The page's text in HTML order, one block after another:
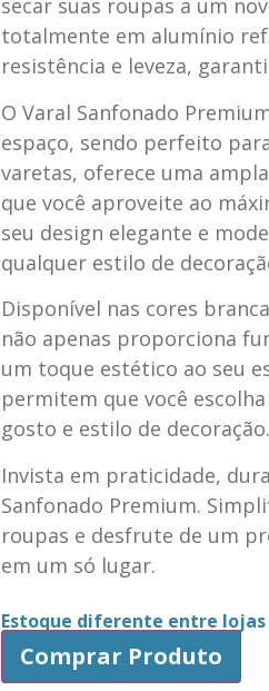
secar suas roupas a um
totalmente em alumínio
resistência e leveza,
O Varal Sanfonado
espaço, sendo perfeito
varetas, oferece uma
que você aproveite ao
seu design elegante e
qualquer estilo de
Disponível nas cores
não apenas proporciona
um toque estético ao seu
permitem que você
gosto e estilo de decoração.
Invista em praticidade,
Sanfonado Premium.
roupas e desfrute de um
em um só lugar.
Estoque diferente entre
Comprar Produto